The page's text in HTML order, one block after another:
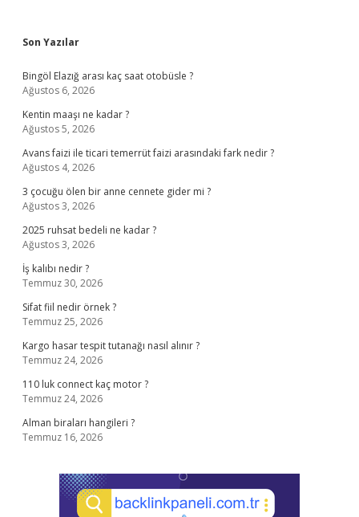
Sidebar
Son Yazılar
Bingöl Elazığ arası kaç saat otobüsle ?
Ağustos 6, 2026
Kentin maaşı ne kadar ?
Ağustos 5, 2026
Avans faizi ile ticari temerrüt faizi arasındaki fark nedir ?
Ağustos 4, 2026
3 çocuğu ölen bir anne cennete gider mi ?
Ağustos 3, 2026
2025 ruhsat bedeli ne kadar ?
Ağustos 3, 2026
İş kalıbı nedir ?
Temmuz 30, 2026
Sifat fiil nedir örnek ?
Temmuz 25, 2026
Kargo hasar tespit tutanağı nasıl alınır ?
Temmuz 24, 2026
110 luk connect kaç motor ?
Temmuz 24, 2026
Alman biraları hangileri ?
Temmuz 16, 2026